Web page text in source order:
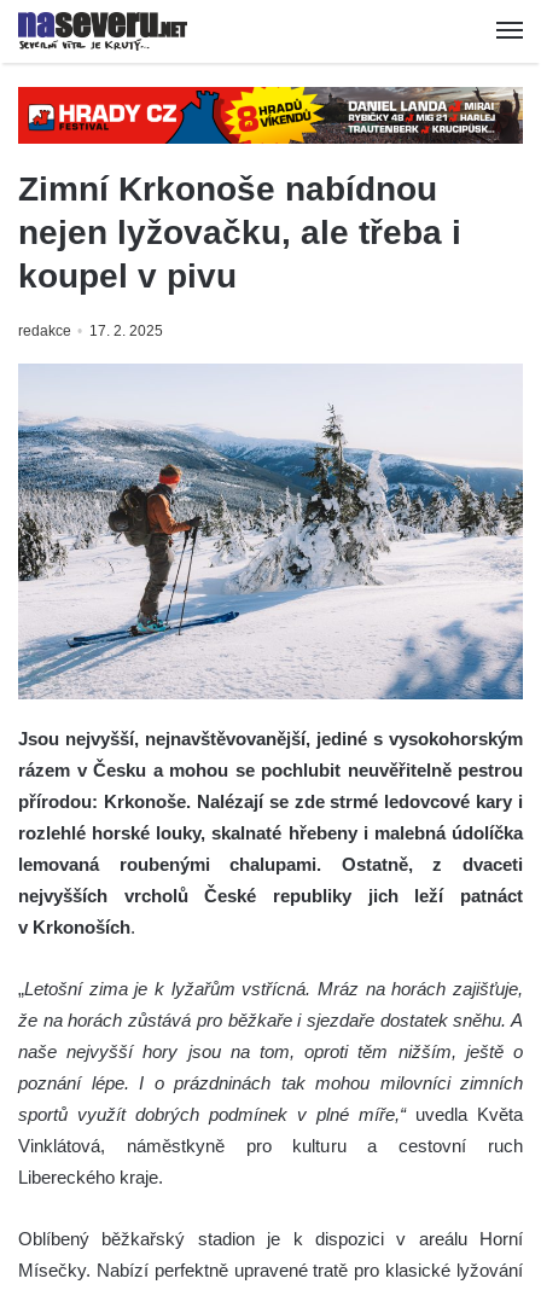
Zimní Krkonoše nabídnou
nejen lyžovačku, ale třeba i
koupel v pivu
redakce 17. 2. 2025
Jsou nejvyšší, nejnavštěvovanější, jediné s vysokohorským
rázem v Česku a mohou se pochlubit neuvěřitelně pestrou
přírodou: Krkonoše. Nalézají se zde strmé ledovcové kary i
rozlehlé horské louky, skalnaté hřebeny i malebná údolíčka
lemovaná roubenými chalupami. Ostatně, z dvaceti
nejvyšších vrcholů České republiky jich leží patnáct
v Krkonoších.
„Letošní zima je k lyžařům vstřícná. Mráz na horách zajišťuje,
že na horách zůstává pro běžkaře i sjezdaře dostatek sněhu. A
naše nejvyšší hory jsou na tom, oproti těm nižším, ještě o
poznání lépe. I o prázdninách tak mohou milovníci zimních
sportů využít dobrých podmínek v plné míře,“uvedla Květa
Vinklátová, náměstkyně pro kulturu a cestovní ruch
Libereckého kraje.
Oblíbený běžkařský stadion je k dispozici v areálu Horní
Mísečky. Nabízí perfektně upravené tratě pro klasické lyžování